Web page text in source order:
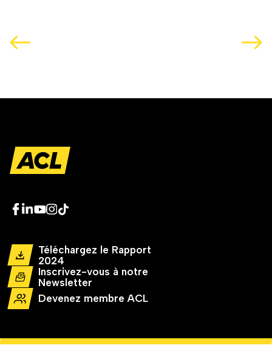
Téléchargez le Rapport
2024
Inscrivez-vous à notre
Newsletter
Devenez membre ACL